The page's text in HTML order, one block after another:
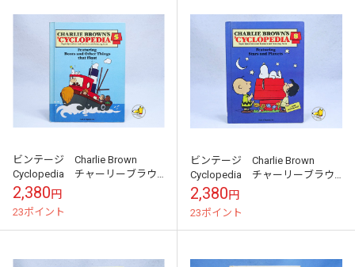
ビンテージ Charlie Brown
Cyclopedia チャーリーブラウ
2,380円
23ポイント
ビンテージ Charlie Brown
Cyclopedia チャーリーブラウ
2,380円
23ポイント